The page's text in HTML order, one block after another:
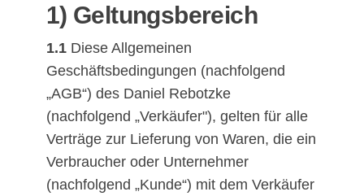
1) Geltungsbereich
1.1Diese Allgemeinen
Geschäftsbedingungen (nachfolgend
„AGB“) des Daniel Rebotzke
(nachfolgend „Verkäufer"), gelten für alle
Verträge zur Lieferung von Waren, die ein
Verbraucher oder Unternehmer
(nachfolgend „Kunde“) mit dem Verkäufer